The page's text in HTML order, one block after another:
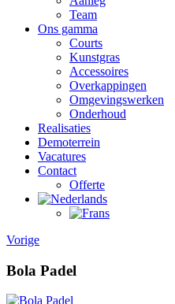
Team
Ons gamma
Courts
Kunstgras
Accessoires
Overkappingen
Omgevingswerken
Onderhoud
Realisaties
Demoterrein
Vacatures
Contact
Offerte
Vorige
Bola Padel